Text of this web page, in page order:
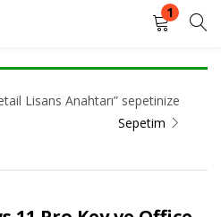
1
KAYIT OL
Lisans Anahtarı” sepetinize
Sepetim